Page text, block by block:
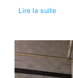
Lire la suite